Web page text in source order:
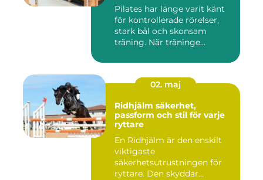
Pilates har länge varit känt
för kontrollerade rörelser,
stark bål och skonsam
träning. När träninge...
02. maj
Ridhjälm säkerhet,
passform och stil för varje
ryttare
En Ridhjälm är den enskilt
viktigaste
säkerhetsutrustningen för
ryttare. Den skyddar